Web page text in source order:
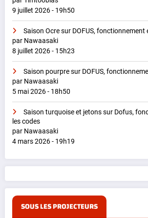
9 juillet 2026 - 19h50
Saison Ocre sur DOFUS, fonctionnement
par Nawaasaki
8 juillet 2026 - 15h23
Saison pourpre sur DOFUS,
par Nawaasaki
5 mai 2026 - 18h50
Saison turquoise et jetons sur Dofus,
les codes
par Nawaasaki
4 mars 2026 - 19h19
SOUS LES PROJECTEURS